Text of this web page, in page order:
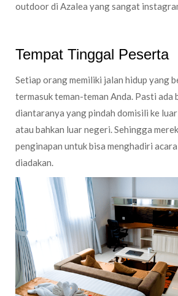
outdoor di Azalea yang sangat
Tempat Tinggal Peserta
Setiap orang memiliki jalan hidup yang
termasuk teman-teman Anda. Pasti ada
diantaranya yang pindah domisili ke
atau bahkan luar negeri. Sehingga
penginapan untuk bisa menghadiri
diadakan.